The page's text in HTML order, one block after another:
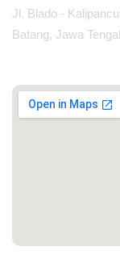
Jl. Blado -
Batang, Jawa